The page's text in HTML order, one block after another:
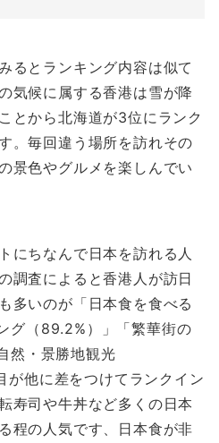
るとランキング内容は似て
気候に属する香港は雪が降
とから北海道が3位にランク
。毎回違う場所を訪れその
景色やグルメを楽しんでい
にちなんで日本を訪れる人
調査によると香港人が訪日
多いのが「日本食を食べる
グ（89.2%）」「繁華街の
然・景勝地観光
が他に差をつけてランクイン
寿司や牛丼など多くの日本
程の人気です、日本食が非